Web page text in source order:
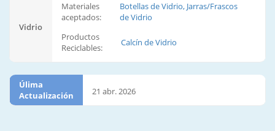
Vidrio
Materiales
aceptados:
Botellas de Vidrio, Jarras/Frascos
de Vidrio
Productos
Reciclables:
Calcín de Vidrio
Úlima
Actualización
21 abr. 2026